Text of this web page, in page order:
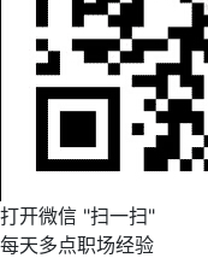
打开微信 "扫一扫"
每天多点职场经验